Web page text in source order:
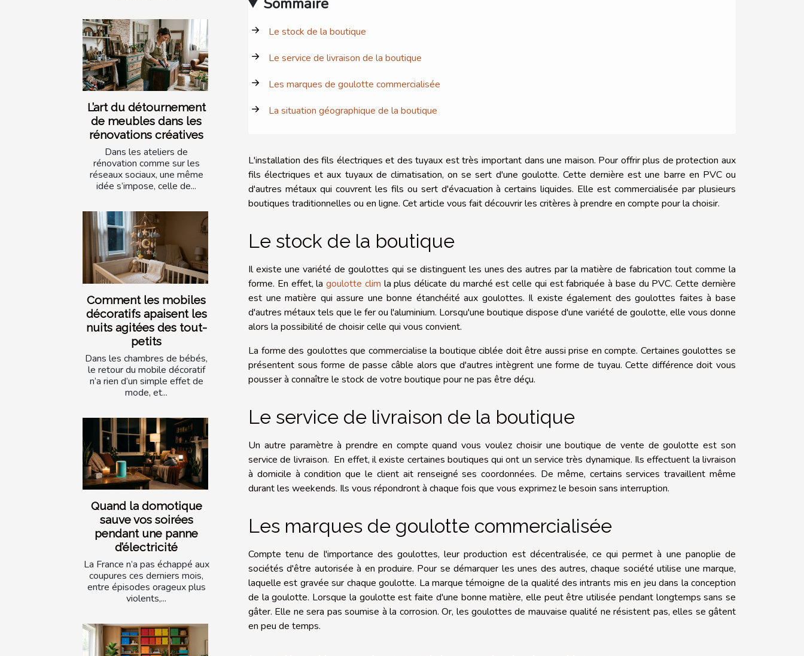
L’art du détournement
de meubles dans les
rénovations créatives
Dans les ateliers de
rénovation comme sur les
réseaux sociaux, une même
idée s’impose, celle de...
Comment les mobiles
décoratifs apaisent les
nuits agitées des tout-
petits
Dans les chambres de bébés,
le retour du mobile décoratif
n’a rien d’un simple effet de
mode, et...
Quand la domotique
sauve vos soirées
pendant une panne
d’électricité
La France n’a pas échappé aux
coupures ces derniers mois,
entre épisodes orageux plus
violents,...
Le stock de la boutique
Le service de livraison de la boutique
Les marques de goulotte commercialisée
La situation géographique de la boutique
L'installation des fils électriques et des tuyaux est très important dans une maison. Pour offrir plus de protection aux
fils électriques et aux tuyaux de climatisation, on se sert d'une goulotte. Cette dernière est une barre en PVC ou
d'autres métaux qui couvrent les fils ou sert d'évacuation à certains liquides. Elle est commercialisée par plusieurs
boutiques traditionnelles ou en ligne. Cet article vous fait découvrir les critères à prendre en compte pour la choisir.
Le stock de la boutique
Il existe une variété de goulottes qui se distinguent les unes des autres par la matière de fabrication tout comme la
forme. En effet, lagoulotte clim la plus délicate du marché est celle qui est fabriquée à base du PVC. Cette dernière
est une matière qui assure une bonne étanchéité aux goulottes. Il existe également des goulottes faites à base
d'autres métaux tels que le fer ou l'aluminium. Lorsqu'une boutique dispose d'une variété de goulotte, elle vous donne
alors la possibilité de choisir celle qui vous convient.
La forme des goulottes que commercialise la boutique ciblée doit être aussi prise en compte. Certaines goulottes se
présentent sous forme de passe câble alors que d'autres intègrent une forme de tuyau. Cette différence doit vous
pousser à connaître le stock de votre boutique pour ne pas être déçu.
Le service de livraison de la boutique
Un autre paramètre à prendre en compte quand vous voulez choisir une boutique de vente de goulotte est son
service de livraison. En effet, il existe certaines boutiques qui ont un service très dynamique. Ils effectuent la livraison
à domicile à condition que le client ait renseigné ses coordonnées. De même, certains services travaillent même
durant les weekends. Ils vous répondront à chaque fois que vous exprimez le besoin sans interruption.
Les marques de goulotte commercialisée
Compte tenu de l'importance des goulottes, leur production est décentralisée, ce qui permet à une panoplie de
sociétés d'être autorisée à en produire. Pour se démarquer les unes des autres, chaque société utilise une marque,
laquelle est gravée sur chaque goulotte. La marque témoigne de la qualité des intrants mis en jeu dans la conception
de la goulotte. Lorsque la goulotte est faite d'une bonne matière, elle peut être utilisée pendant longtemps sans se
gâter. Elle ne sera pas soumise à la corrosion. Or, les goulottes de mauvaise qualité ne résistent pas, elles se gâtent
en peu de temps.